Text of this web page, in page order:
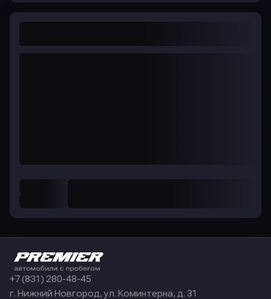
+7 (831) 280-48-45
г. Нижний Новгород, ул. Коминтерна, д. 31